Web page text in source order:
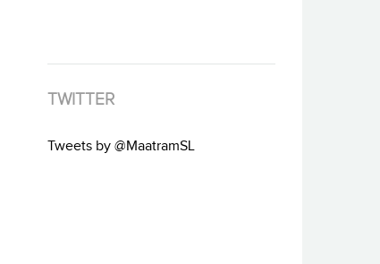
TWITTER
Tweets by @MaatramSL